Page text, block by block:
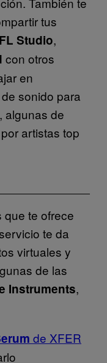
tus
FL Studio,
con otros
en
sonido para
algunas de
artistas top
que te ofrece
te da
virtuales y
de las
Instruments,
de XFER